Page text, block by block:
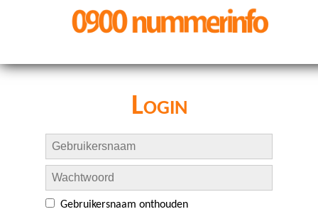
Login
Gebruikersnaam onthouden